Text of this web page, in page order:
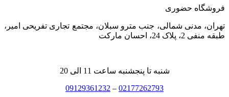
فروشگاه حضوری
تهران، مدنی شمالی، جنب مترو سبلان، مجتمع تجاری تفریحی امیر،
طبقه منفی 2، پلاک 24، احسان مارکت
شنبه تا پنجشنبه ساعت 11 الی 20
02177262793
–
09129361232